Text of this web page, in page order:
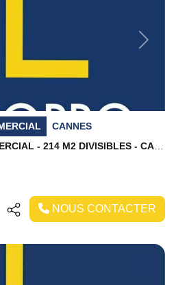
Next
CANNES
NOUS CONTACTER